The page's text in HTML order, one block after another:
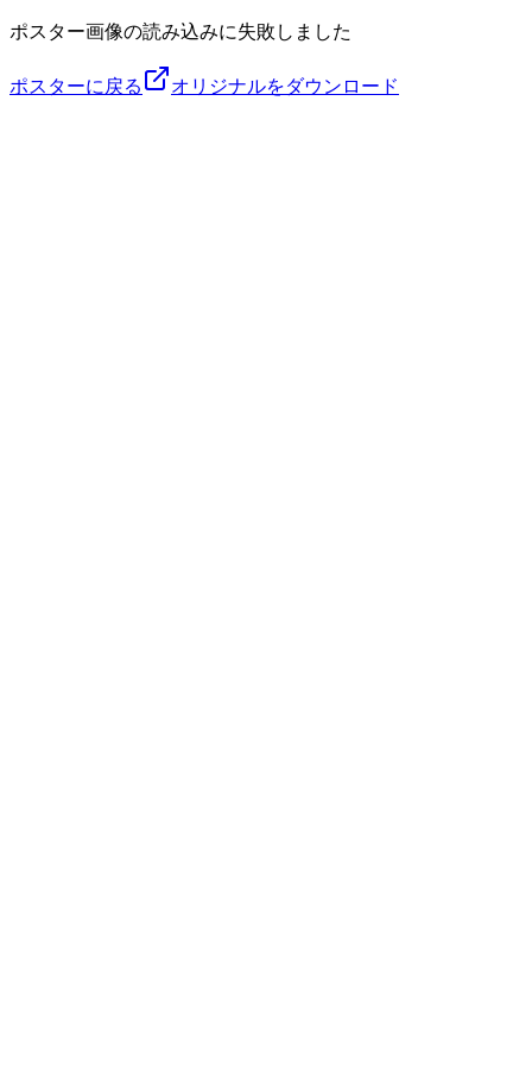
ポスター画像の読み込みに失敗しました
ポスターに戻る オリジナルをダウンロード